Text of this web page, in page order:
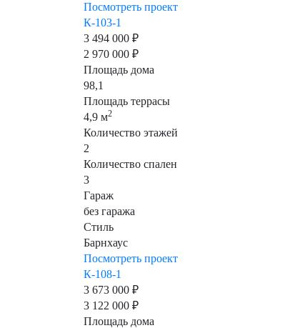
Посмотреть проект
К-103-1
3 494 000 ₽
2 970 000 ₽
Площадь дома
98,1
Площадь террасы
4,9 м2
Количество этажей
2
Количество спален
3
Гараж
без гаража
Стиль
Барнхаус
Посмотреть проект
К-108-1
3 673 000 ₽
3 122 000 ₽
Площадь дома